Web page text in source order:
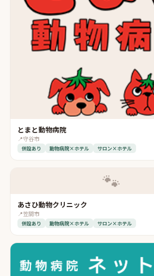
とまと動物病院
📍守谷市
併設あり 動物病院×ホテル サロン×ホテル
🐾
あさひ動物クリニック
📍笠間市
併設あり 動物病院×ホテル サロン×ホテル